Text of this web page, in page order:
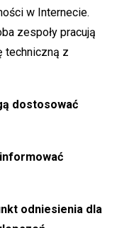
w Internecie.
zespoły pracują
techniczną z
dostosować
informować
odniesienia dla